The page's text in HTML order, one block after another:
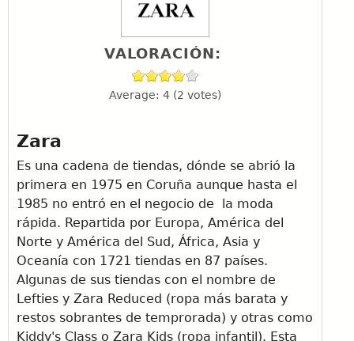
VALORACIÓN:
Average: 4 (2 votes)
Zara
Es una cadena de tiendas, dónde se abrió la
primera en 1975 en Coruña aunque hasta el
1985 no entró en el negocio de la moda
rápida. Repartida por Europa, América del
Norte y América del Sud, África, Asia y
Oceanía con 1721 tiendas en 87 países.
Algunas de sus tiendas con el nombre de
Lefties y Zara Reduced (ropa más barata y
restos sobrantes de temprorada) y otras como
Kiddy's Class o Zara Kids (ropa infantil). Esta